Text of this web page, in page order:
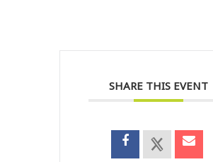
SHARE THIS EVENT